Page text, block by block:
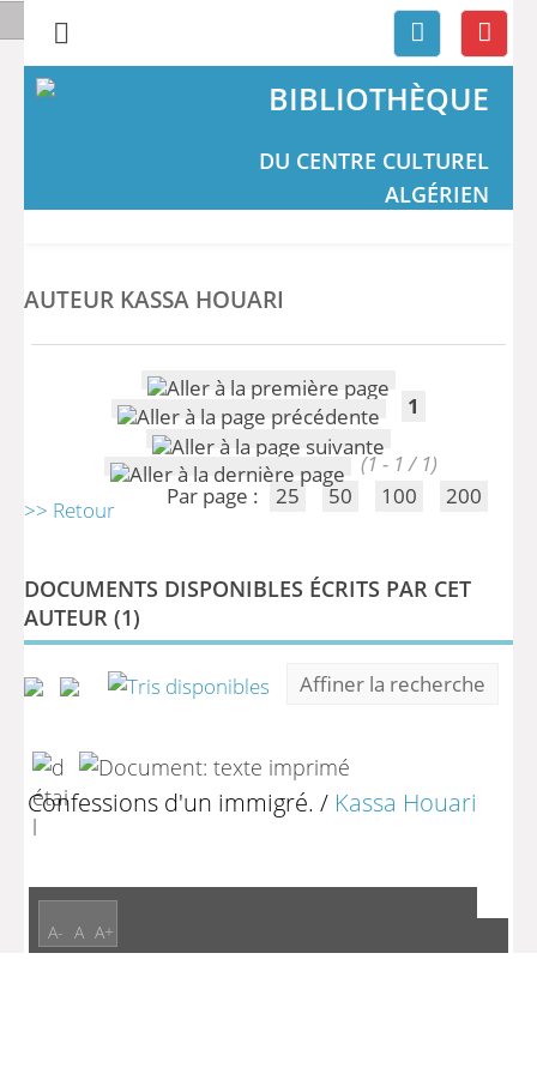
BIBLIOTHÈQUE
DU CENTRE CULTUREL
ALGÉRIEN
AUTEUR KASSA HOUARI
1
(1 - 1 / 1)
Par page :
25 50 100 200
>> Retour
DOCUMENTS DISPONIBLES ÉCRITS PAR CET
AUTEUR (1)
Affiner la recherche
Confessions d'un immigré. / Kassa Houari
A- A A+